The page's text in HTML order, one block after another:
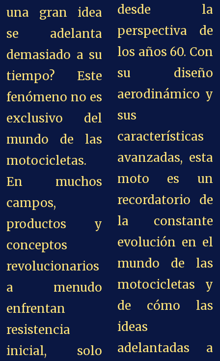
una gran idea
se adelanta
demasiado a su
tiempo? Este
fenómeno no es
exclusivo del
mundo de las
motocicletas.
En muchos
campos,
productos y
conceptos
revolucionarios
a menudo
enfrentan
resistencia
inicial, solo
desde la
perspectiva de
los años 60. Con
su diseño
aerodinámico y
sus
características
avanzadas, esta
moto es un
recordatorio de
la constante
evolución en el
mundo de las
motocicletas y
de cómo las
ideas
adelantadas a